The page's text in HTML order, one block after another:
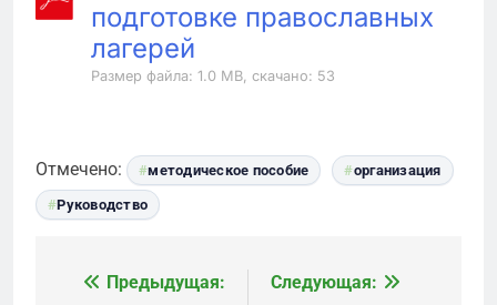
подготовке православных
лагерей
Размер файла: 1.0 MB, скачано: 53
Отмечено: методическое пособие организация
Руководство
Навигация
Предыдущая:
Следующая: